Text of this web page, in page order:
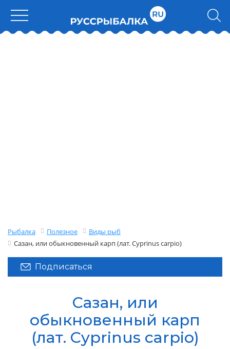
Рыбалка Полезное
Виды рыб
Сазан, или обыкновенный карп (лат. Cyprinus carpio)
Подписаться
Сазан, или
обыкновенный карп
(лат. Cyprinus carpio)